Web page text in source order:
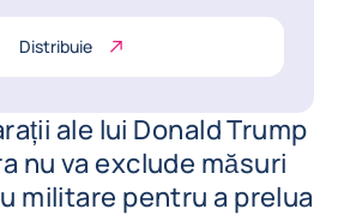
Distribuie
ale lui Donald Trump
nu va exclude măsuri
militare pentru a prelua